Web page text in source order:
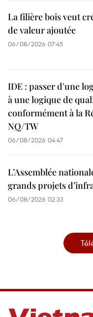
La filière bois veut
de valeur ajoutée
06/08/2026 07:45
IDE : passer d'une
à une logique de
conformément à la
NQ/TW
06/08/2026 04:47
L’Assemblée
grands projets
06/08/2026 02:33